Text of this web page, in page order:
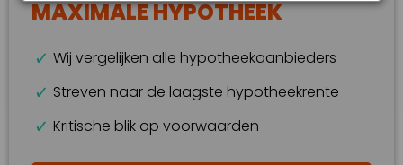
MAXIMALE HYPOTHEEK
Wij vergelijken alle hypotheekaanbieders
Streven naar de laagste hypotheekrente
Kritische blik op voorwaarden